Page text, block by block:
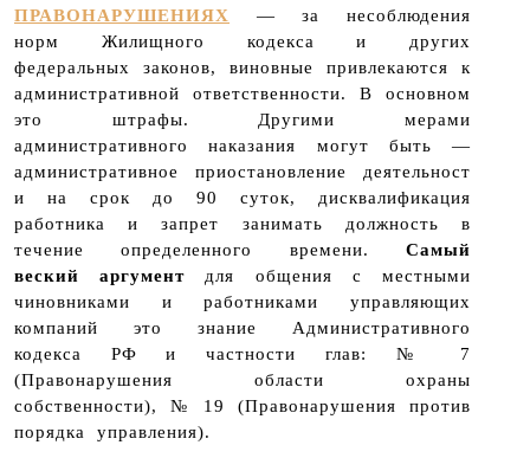
ПРАВОНАРУШЕНИЯХ
— за несоблюдения
норм Жилищного кодекса и других
федеральных законов, виновные привлекаются к
административной ответственности. В основном
это штрафы. Другими мерами
административного наказания могут быть —
административное приостановление деятельност
и на срок до 90 суток, дисквалификация
работника и запрет занимать должность в
течение определенного времени. Самый
веский аргумент для общения с местными
чиновниками и работниками управляющих
компаний это знание Административного
кодекса РФ и частности глав: № 7
(Правонарушения области охраны
собственности), № 19 (Правонарушения против
порядка управления).